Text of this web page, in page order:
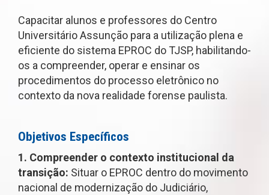
Capacitar alunos e professores do Centro
Universitário Assunção para a utilização plena e
eficiente do sistema EPROC do TJSP, habilitando-
os a compreender, operar e ensinar os
procedimentos do processo eletrônico no
contexto da nova realidade forense paulista.
Objetivos Específicos
1. Compreender o contexto institucional da
transição: Situar o EPROC dentro do movimento
nacional de modernização do Judiciário,